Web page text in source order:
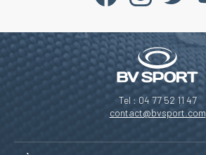
Tel : 04 77 52 11 47
contact@bvsport.com